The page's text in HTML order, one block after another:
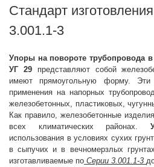
Стандарт
3.001.1-3
Упоры на повороте трубопровода в
УГ 29 представляют собой
имеют прямоугольную форму. Эти
применения на напорных
железобетонных, пластиковых,
Как правило, железобетонные
всех климатических районах.
использования в условиях сухих
в сыпучих и в вечномерзлых
изготавливаемые по Серии 3.001.1-3